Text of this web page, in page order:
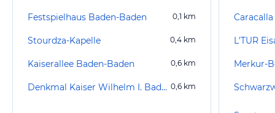
Festspielhaus Baden-Baden 0,1 km
Stourdza-Kapelle 0,4 km
Kaiserallee Baden-Baden 0,6 km
Denkmal Kaiser Wilhelm I. Baden-Baden 0,6 km
L'TUR
Merkur-